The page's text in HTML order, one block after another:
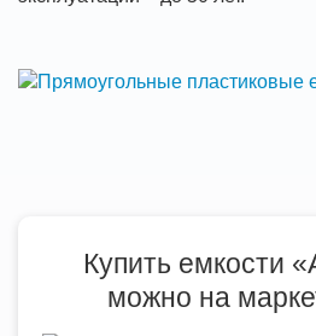
Купить емкости
можно на